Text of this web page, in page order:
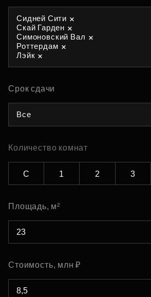
Сидней Сити
Скай Гарден
Симоновский Вал
Роттердам
Лэйк
Срок сдачи
Все
Количество комнат
С 1 2 3
Площадь, м²
Стоимость, млн ₽